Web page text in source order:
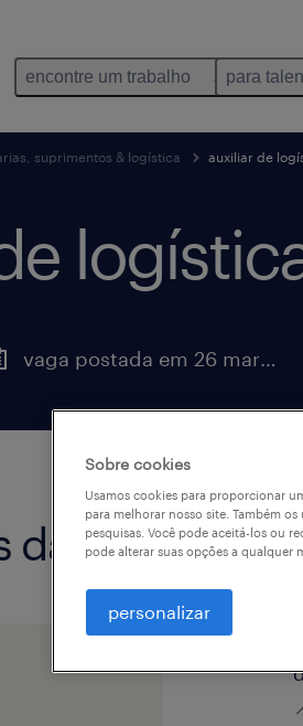
encontre um trabalho para
suprimentos & logística auxiliar de
vaga postada em 26 março 2026
da vaga
Sobre cookies
Usamos cookies para proporcionar
para melhorar nosso site. Também
pesquisas. Você pode aceitá-los ou
pode alterar suas opções a qualquer
personalizar